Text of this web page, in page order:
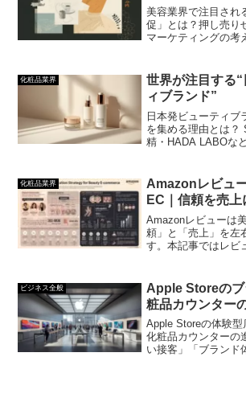
美容業界で注目され
促」とは？押し売り
マーケティングの考
化粧品業界
世界が注目する
ィブランド”
日本発ビューティブ
を集める理由とは？
精・HADA LABOな
解説します。
化粧品業界
Amazonレビュ
EC｜信頼を売
Amazonレビューは
頼」と「売上」を左
す。本記事ではレビ
すく解説します。
ビジネス全般
Apple Storeの
粧品カウンター
Apple Storeの体験
化粧品カウンターの
い接客」「ブランド